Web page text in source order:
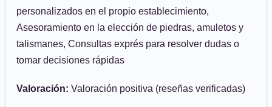
personalizados en el propio establecimiento,
Asesoramiento en la elección de piedras, amuletos y
talismanes, Consultas exprés para resolver dudas o
tomar decisiones rápidas
Valoración: Valoración positiva (reseñas verificadas)